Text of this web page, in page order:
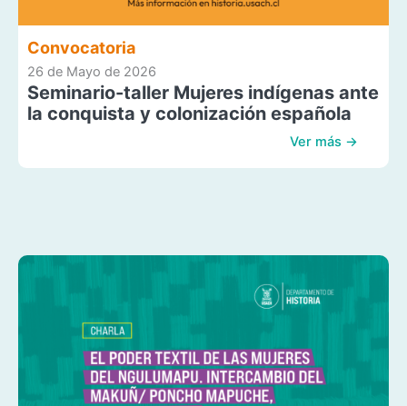
Convocatoria
26 de Mayo de 2026
Seminario-taller Mujeres indígenas ante
la conquista y colonización española
Ver más →